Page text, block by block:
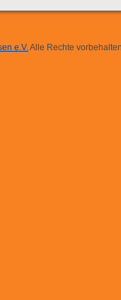
e.V.Alle Rechte